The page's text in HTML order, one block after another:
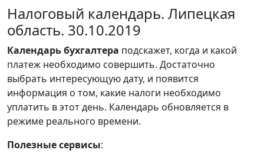
Налоговый календарь. Липецкая
область. 30.10.2019
Календарьбухгалтера подскажет, когда и какой
платеж необходимо совершить. Достаточно
выбрать интересующую дату, и появится
информация о том, какие налоги необходимо
уплатить в этот день. Календарь обновляется в
режиме реального времени.
Полезные сервисы: